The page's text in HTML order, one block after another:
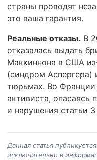
страны проводят
это ваша гарантия.
Реальные отказы. В
отказалась выдать
Маккиннона в США
(синдром Аспергера)
тюрьмах. Во Франции
активиста, опасаясь
и нарушения статьи
Данная статья
исключительно в